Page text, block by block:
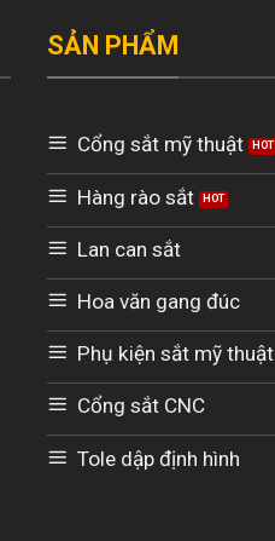
SẢN PHẨM
Cổng sắt mỹ thuật
Hàng rào sắt
Lan can sắt
Hoa văn gang đúc
Phụ kiện sắt mỹ thuật
Cổng sắt CNC
Tole dập định hình